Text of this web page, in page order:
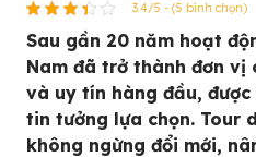
3.4/5 - (5 bình chọn)
Sau gần 20 năm hoạt
Nam đã trở thành đơn vị
và uy tín hàng đầu,
tin tưởng lựa chọn. Tour
không ngừng đổi mới,